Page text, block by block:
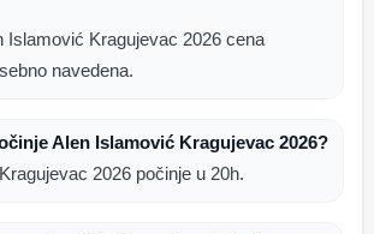
Islamović Kragujevac 2026 cena
navedena.
Alen Islamović Kragujevac 2026?
2026 počinje u 20h.